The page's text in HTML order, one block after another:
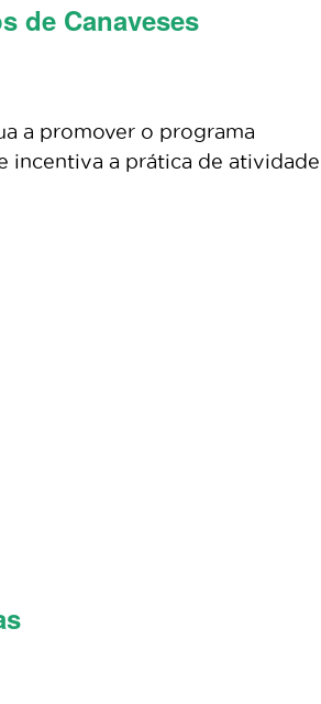
de Canaveses
a promover o programa
incentiva a prática de atividade